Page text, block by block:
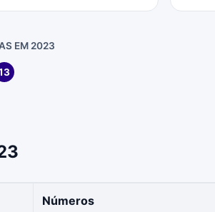
EM 2023
Números